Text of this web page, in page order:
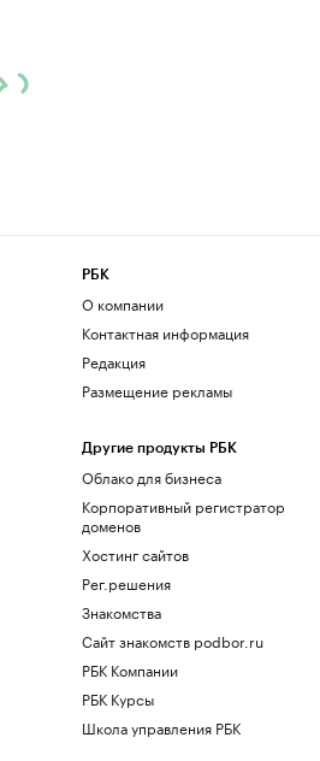
РБК
О компании
Контактная информация
Редакция
Размещение рекламы
Другие продукты РБК
Облако для бизнеса
Корпоративный регистратор
доменов
Хостинг сайтов
Рег.решения
Знакомства
Сайт знакомств podbor.ru
РБК Компании
РБК Курсы
Школа управления РБК